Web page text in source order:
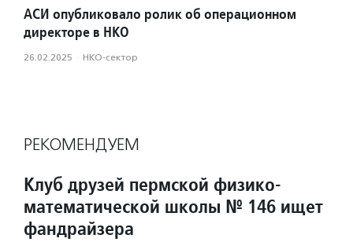
АСИ опубликовало ролик об операционном
директоре в НКО
26.02.2025 · НКО-сектор
РЕКОМЕНДУЕМ
Клуб друзей пермской физико-
математической школы № 146 ищет
фандрайзера